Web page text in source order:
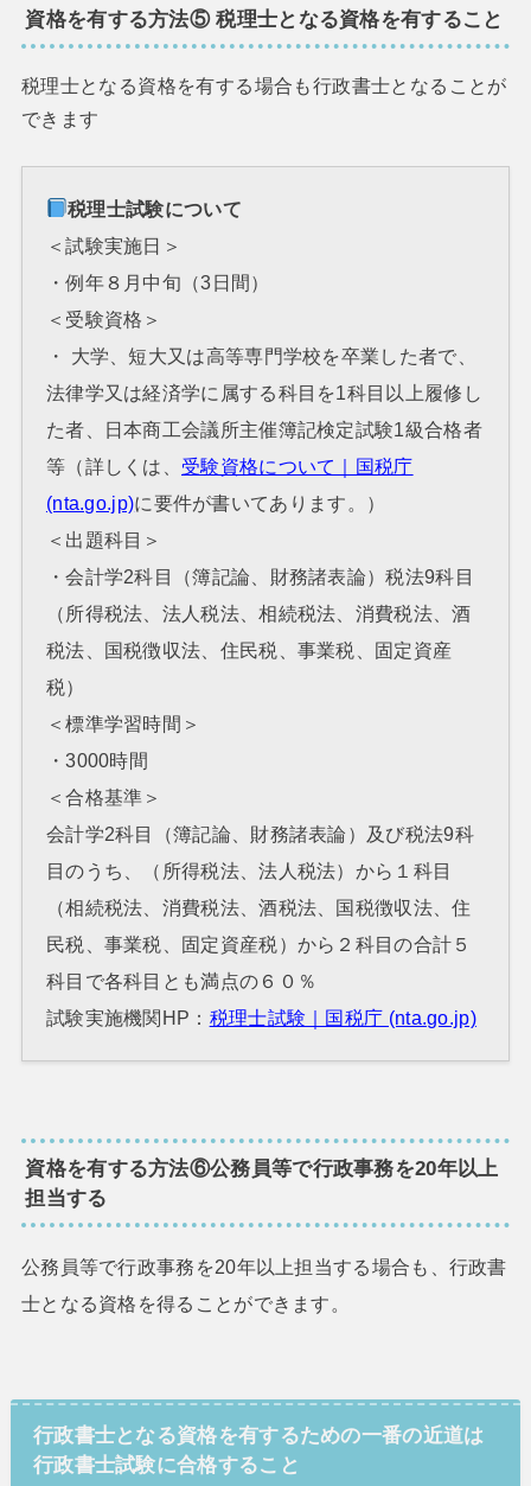
資格を有する方法⑤ 税理士となる資格を有すること
税理士となる資格を有する場合も行政書士となることが
できます
税理士試験について
＜試験実施日＞
・例年８月中旬（3日間）
＜受験資格＞
・ 大学、短大又は高等専門学校を卒業した者で、
法律学又は経済学に属する科目を1科目以上履修し
た者、日本商工会議所主催簿記検定試験1級合格者
等（詳しくは、 受験資格について｜国税庁
(nta.go.jp)に要件が書いてあります。）
＜出題科目＞
・会計学2科目（簿記論、財務諸表論）税法9科目
（所得税法、法人税法、相続税法、消費税法、酒
税法、国税徴収法、住民税、事業税、固定資産
税）
＜標準学習時間＞
・3000時間
＜合格基準＞
会計学2科目（簿記論、財務諸表論）及び税法9科
目のうち、（所得税法、法人税法）から１科目
（相続税法、消費税法、酒税法、国税徴収法、住
民税、事業税、固定資産税）から２科目の合計５
科目で各科目とも満点の６０％
試験実施機関HP： 税理士試験｜国税庁 (nta.go.jp)
資格を有する方法⑥公務員等で行政事務を20年以上
担当する
公務員等で行政事務を20年以上担当する場合も、行政書
士となる資格を得ることができます。
行政書士となる資格を有するための一番の近道は
行政書士試験に合格すること